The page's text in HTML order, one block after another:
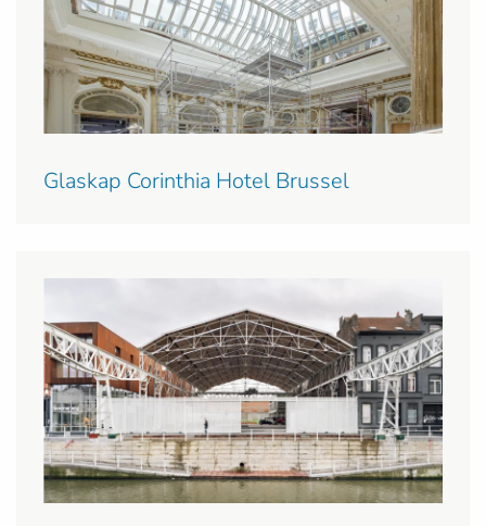
Glaskap Corinthia Hotel Brussel